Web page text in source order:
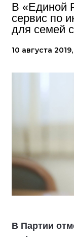
В «Единой
сервис по
для семей
10 августа 2019,
В Партии